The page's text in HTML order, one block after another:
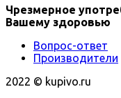
Чрезмерное
Вашему здоровью
Вопрос-ответ
Производители
2022 ©️ kupivo.ru